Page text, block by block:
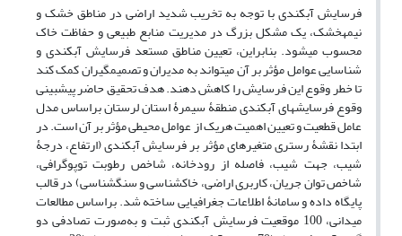
فرسایش آبکندی با توجه به تخریب شدید اراضی در مناطق خشک و
نیمه‏خشک، یک مشکل بزرگ در مدیریت منابع طبیعی و حفاظت خاک
محسوب می‏شود. بنابراین، تعیین مناطق مستعد فرسایش آبکندی و
شناسایی عوامل مؤثر بر آن می‏تواند به مدیران و تصمیم‏گیران کمک کند
تا خطر وقوع این فرسایش را کاهش دهند. هدف تحقیق حاضر پیش‏بینی
وقوع فرسایش‏های آبکندی منطقۀ سیمرۀ استان لرستان براساس مدل
عامل قطعیت و تعیین اهمیت هریک از عوامل محیطی مؤثر بر آن است. در
ابتدا نقشۀ رستری متغیرهای مؤثر بر فرسایش آبکندی (ارتفاع، درجۀ
شیب، جهت شیب، فاصله از رودخانه، شاخص رطوبت توپوگرافی،
شاخص توان جریان، کاربری اراضی، خاک‏شناسی و سنگ‏شناسی) در قالب
پایگاه داده و سامانۀ اطلاعات جغرافیایی ساخته شد. براساس مطالعات
میدانی، 100 موقعیت فرسایش آبکندی ثبت و به‌صورت تصادفی دو